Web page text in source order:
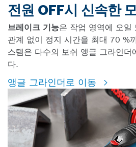
전원 OFF시 신속한
브레이크 기능은 작업 영역에 오일
관계 없이 정지 시간을 최대 70 %
스템은 다수의 보쉬 앵글 그라인더
다.
앵글 그라인더로 이동